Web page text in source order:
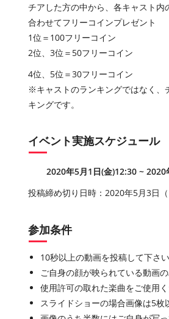
チアした方の中から、各キャスト内
合わせてフリーコインプレゼント
1位＝100フリーコイン
2位、3位＝50フリーコイン
4位、5位＝30フリーコイン
※キャストのランキングではなく、
キングです。
イベント実施スケジュール
2020年5月1日(金)12:30 ~
投稿締め切り日時： 2020年5月3日（
参加条件
10秒以上の動画を投稿して下さい
ご自身の顔が映られている動画
使用許可の取れた楽曲をご使用
スライドショーの場合画像は5枚